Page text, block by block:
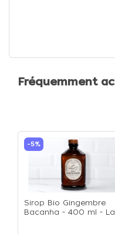
Fréquemment
-5%
Sirop Bio Gingembre
Bacanha - 400 ml - La